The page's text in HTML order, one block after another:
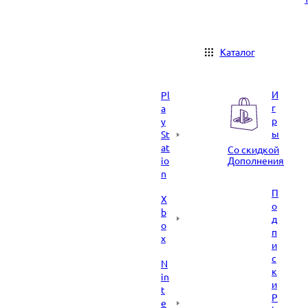
Каталог
Pl
a
y
St
at
io
n
X
b
o
x
N
in
t
e
И
г
р
ы
Со скидкой
Дополнения
П
о
д
п
и
с
к
и
P